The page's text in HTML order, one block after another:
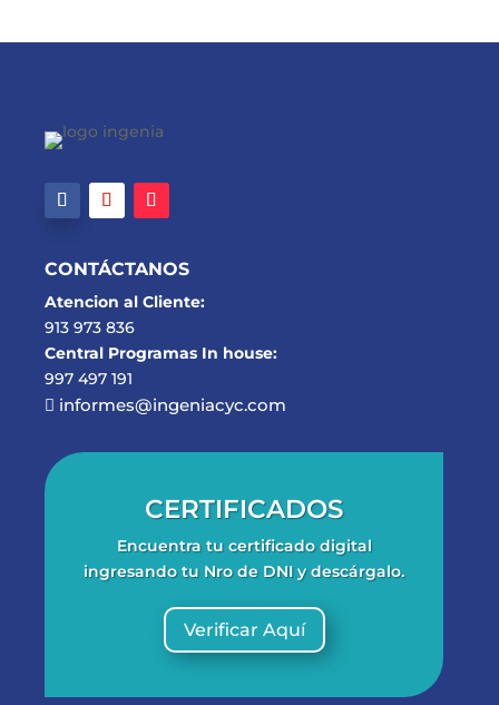
CONTÁCTANOS
Atencion al Cliente:
913 973 836
Central Programas In house:
997 497 191
 informes@ingeniacyc.com
CERTIFICADOS
Encuentra tu certificado digital
ingresando tu Nro de DNI y descárgalo.
Verificar Aquí